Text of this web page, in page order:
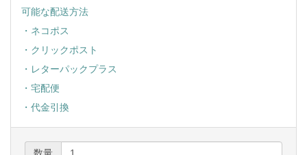
可能な配送方法
・ネコポス
・クリックポスト
・レターパックプラス
・宅配便
・代金引換
数量